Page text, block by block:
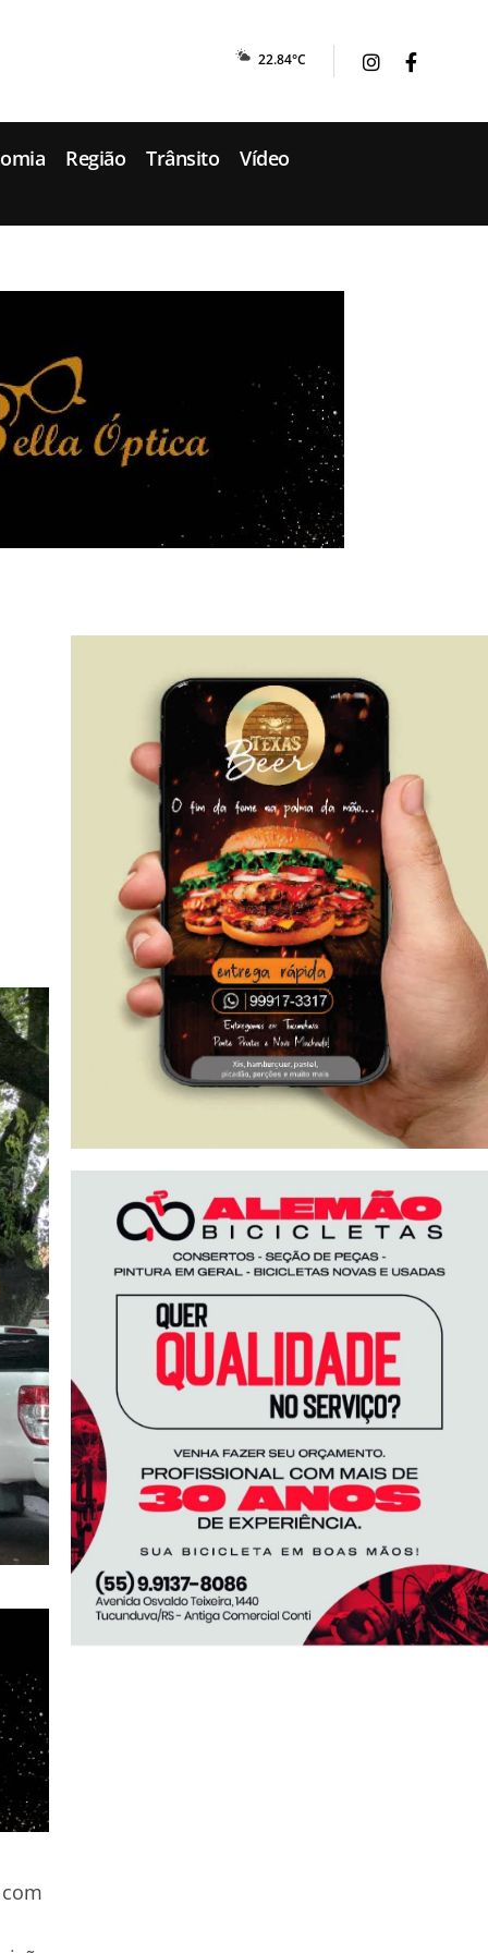
22.84°C
Região Trânsito
Vídeo